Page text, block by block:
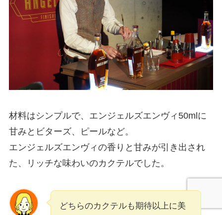
材料はシンプルで、エンジェルズエンヴィ50mlに
甘みとビターズ、ピールなど。
エンジェルズエンヴィの香りと甘みが引き出され
た、リッチな味わいのカクテルでした。
どちらのカクテルも期待以上に美